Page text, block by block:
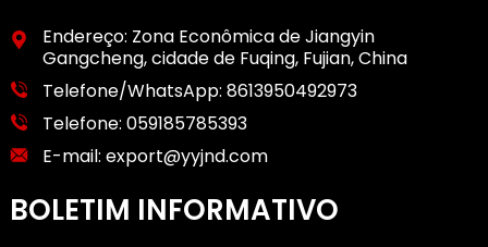
Endereço: Zona Econômica de Jiangyin
Gangcheng, cidade de Fuqing, Fujian, China
Telefone/WhatsApp: 8613950492973
Telefone: 059185785393
E-mail: export@yyjnd.com
BOLETIM INFORMATIVO